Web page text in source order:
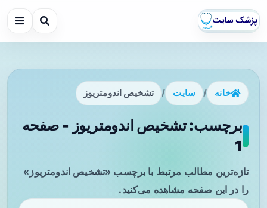
خانه / سایت / تشخیص اندومتریوز
برچسب: تشخیص اندومتریوز - صفحه
1
تازه‌ترین مطالب مرتبط با برچسب «تشخیص اندومتریوز»
را در این صفحه مشاهده می‌کنید.